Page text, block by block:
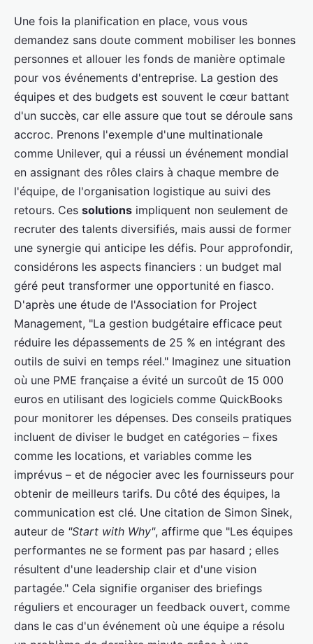
Une fois la planification en place, vous vous
demandez sans doute comment mobiliser les bonnes
personnes et allouer les fonds de manière optimale
pour vos événements d'entreprise. La gestion des
équipes et des budgets est souvent le cœur battant
d'un succès, car elle assure que tout se déroule sans
accroc. Prenons l'exemple d'une multinationale
comme Unilever, qui a réussi un événement mondial
en assignant des rôles clairs à chaque membre de
l'équipe, de l'organisation logistique au suivi des
retours. Ces solutions impliquent non seulement de
recruter des talents diversifiés, mais aussi de former
une synergie qui anticipe les défis. Pour approfondir,
considérons les aspects financiers : un budget mal
géré peut transformer une opportunité en fiasco.
D'après une étude de l'Association for Project
Management, "La gestion budgétaire efficace peut
réduire les dépassements de 25 % en intégrant des
outils de suivi en temps réel." Imaginez une situation
où une PME française a évité un surcoût de 15 000
euros en utilisant des logiciels comme QuickBooks
pour monitorer les dépenses. Des conseils pratiques
incluent de diviser le budget en catégories – fixes
comme les locations, et variables comme les
imprévus – et de négocier avec les fournisseurs pour
obtenir de meilleurs tarifs. Du côté des équipes, la
communication est clé. Une citation de Simon Sinek,
auteur de "Start with Why", affirme que "Les équipes
performantes ne se forment pas par hasard ; elles
résultent d'une leadership clair et d'une vision
partagée." Cela signifie organiser des briefings
réguliers et encourager un feedback ouvert, comme
dans le cas d'un événement où une équipe a résolu